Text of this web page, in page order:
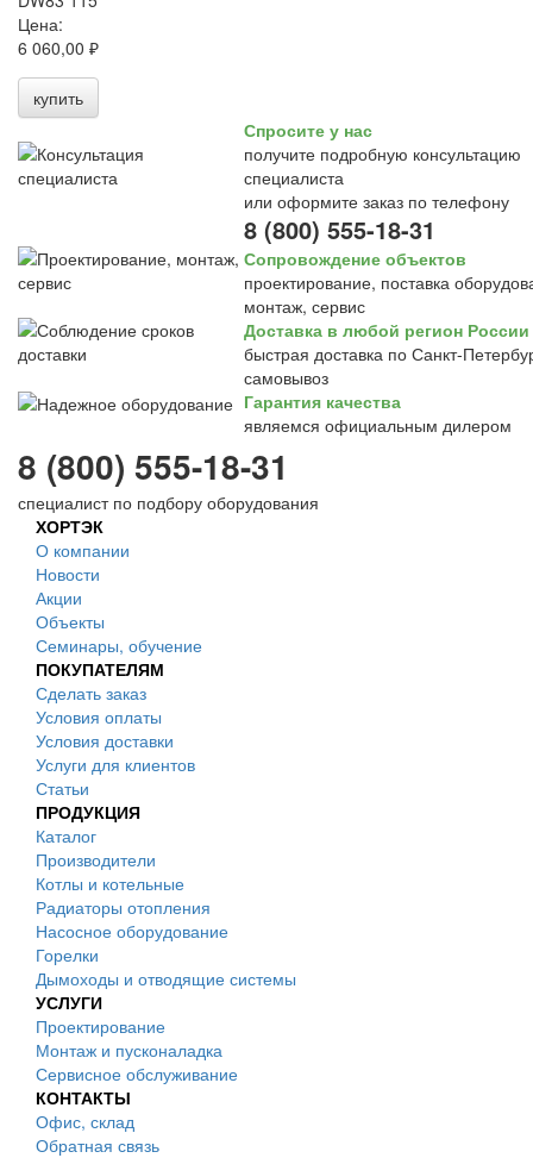
Цена:
6 060,00 ₽
купить
Спросите у нас
получите подробную консультацию
специалиста
или оформите заказ по телефону
8 (800) 555-18-31
Сопровождение объектов
проектирование, поставка
монтаж, сервис
Доставка в любой регион России
быстрая доставка по Санкт-
самовывоз
Гарантия качества
являемся официальным дилером
8 (800) 555-18-31
специалист по подбору оборудования
ХОРТЭК
О компании
Новости
Акции
Объекты
Семинары, обучение
ПОКУПАТЕЛЯМ
Сделать заказ
Условия оплаты
Условия доставки
Услуги для клиентов
Статьи
ПРОДУКЦИЯ
Каталог
Производители
Котлы и котельные
Радиаторы отопления
Насосное оборудование
Горелки
Дымоходы и отводящие системы
УСЛУГИ
Проектирование
Монтаж и пусконаладка
Сервисное обслуживание
КОНТАКТЫ
Офис, склад
Обратная связь